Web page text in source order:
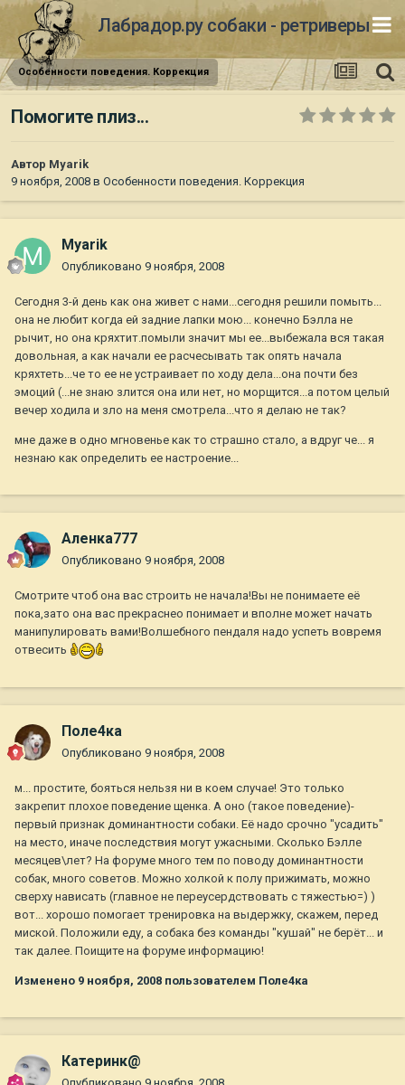
Лабрадор.ру собаки - ретриверы
Особенности поведения. Коррекция
Помогите плиз...
Автор Myarik
9 ноября, 2008 в Особенности поведения. Коррекция
Myarik
Опубликовано 9 ноября, 2008
Сегодня 3-й день как она живет с нами...сегодня решили помыть...
она не любит когда ей задние лапки мою... конечно Бэлла не
рычит, но она кряхтит.помыли значит мы ее...выбежала вся такая
довольная, а как начали ее расчесывать так опять начала
кряхтеть...че то ее не устраивает по ходу дела...она почти без
эмоций (...не знаю злится она или нет, но морщится...а потом целый
вечер ходила и зло на меня смотрела...что я делаю не так?
мне даже в одно мгновенье как то страшно стало, а вдруг че... я
незнаю как определить ее настроение...
Аленка777
Опубликовано 9 ноября, 2008
Смотрите чтоб она вас строить не начала!Вы не понимаете её
пока,зато она вас прекраснео понимает и вполне может начать
манипулировать вами!Волшебного пендаля надо успеть вовремя
отвесить
Поле4ка
Опубликовано 9 ноября, 2008
м... простите, бояться нельзя ни в коем случае! Это только
закрепит плохое поведение щенка. А оно (такое поведение)-
первый признак доминантности собаки. Её надо срочно "усадить"
на место, иначе последствия могут ужасными. Сколько Бэлле
месяцев\лет? На форуме много тем по поводу доминантности
собак, много советов. Можно холкой к полу прижимать, можно
сверху нависать (главное не переусердствовать с тяжестью=) )
вот... хорошо помогает тренировка на выдержку, скажем, перед
миской. Положили еду, а собака без команды "кушай" не берёт... и
так далее. Поищите на форуме информацию!
Изменено 9 ноября, 2008 пользователем Поле4ка
Катеринк@